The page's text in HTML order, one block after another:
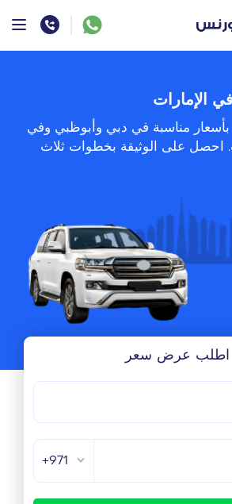
الإمارات
بأسعار مناسبة في دبي وأبوظبي وفي
احصل على الوثيقة بخطوات ثلاث
اطلب عرض سعر
+971